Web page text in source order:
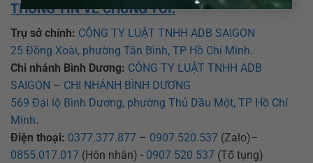
THÔNG TIN VỀ CHÚNG TÔI:
Trụ sở chính: CÔNG TY LUẬT TNHH ADB SAIGON
25 Đồng Xoài, phường Tân Bình, TP Hồ Chí Minh.
Chi nhánh Bình Dương: CÔNG TY LUẬT TNHH ADB
SAIGON – CHI NHÁNH BÌNH DƯƠNG
569 Đại lộ Bình Dương, phường Thủ Dầu Một, TP Hồ Chí
Minh.
Điện thoại: 0377.377.877 – 0907.520.537 (Zalo)–
0855.017.017 (Hôn nhân) - 0907 520 537 (Tố tụng)